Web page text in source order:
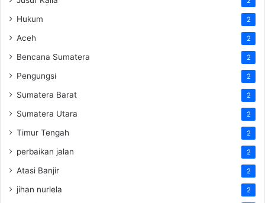
Hukum 2
Aceh 2
Bencana Sumatera 2
Pengungsi 2
Sumatera Barat 2
Sumatera Utara 2
Timur Tengah 2
perbaikan jalan 2
Atasi Banjir 2
jihan nurlela 2